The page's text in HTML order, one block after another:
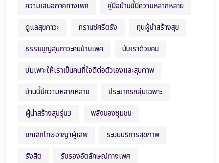
ความเสมอภาคทางเพศ
คู่มือบ้านนี้มีความหลากหลาย
ดูแลสุขภาวะ
ทรานซ์ศรีตรัง
ทุนผู้นำสร้างสุข
ธรรมนูญสุขภาวะคนข้ามเพศ
นับเราด้วยคน
บ่มเพาะให้เราเป็นคนที่ใจดีต่อตัวเองและสุขภาพ
บ้านนี้มีความหลากหลาย
ประชากรกลุ่มเฉพาะ
ผู้นำสร้างสุขรุ่น3
พลังของชุมชน
ยกเลิกโทษอาญาผู้เสพ
ระบบบริการสุขภาพ
รังสิต
รับรองอัตลักษณ์ทางเพศ